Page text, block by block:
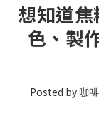
想知道
色、製
Posted by 咖